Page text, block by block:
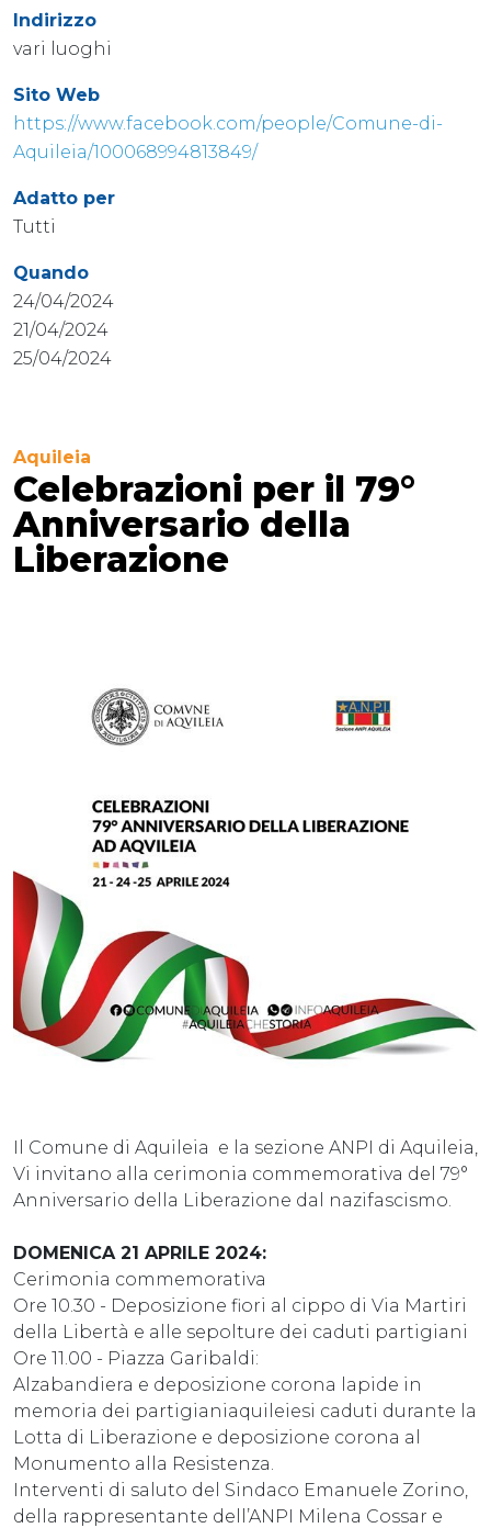
Indirizzo
vari luoghi
Sito Web
https://www.facebook.com/people/Comune-di-
Aquileia/100068994813849/
Adatto per
Tutti
Quando
24/04/2024
21/04/2024
25/04/2024
Aquileia
Celebrazioni per il 79°
Anniversario della
Liberazione
Il Comune di Aquileia e la sezione ANPI di Aquileia,
Vi invitano alla cerimonia commemorativa del 79°
Anniversario della Liberazione dal nazifascismo.
DOMENICA 21 APRILE 2024:
Cerimonia commemorativa
Ore 10.30 - Deposizione fiori al cippo di Via Martiri
della Libertà e alle sepolture dei caduti partigiani
Ore 11.00 - Piazza Garibaldi:
Alzabandiera e deposizione corona lapide in
memoria dei partigianiaquileiesi caduti durante la
Lotta di Liberazione e deposizione corona al
Monumento alla Resistenza.
Interventi di saluto del Sindaco Emanuele Zorino,
della rappresentante dell’ANPI Milena Cossar e